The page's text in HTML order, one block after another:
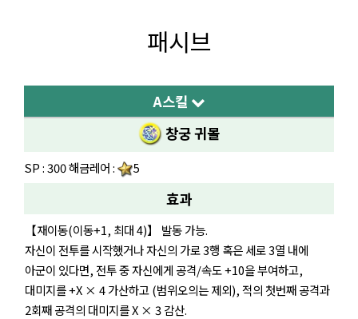
패시브
A스킬
창궁 귀몰
SP : 300 해금레어 : 5
효과
【재이동(이동+1, 최대 4)】 발동 가능.
자신이 전투를 시작했거나 자신의 가로 3행 혹은 세로 3열 내에
아군이 있다면, 전투 중 자신에게 공격/속도 +10을 부여하고,
대미지를 +X × 4 가산하고 (범위오의는 제외), 적의 첫번째 공격과
2회째 공격의 대미지를 X × 3 감산.